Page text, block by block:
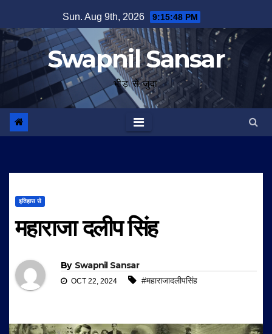
to
content
Sun. Aug 9th, 2026 9:15:49 PM
Swapnil Sansar
भीड़ से जुदा
इतिहास से
महाराजा दलीप सिंह
By Swapnil Sansar
OCT 22, 2024 #महाराजादलीपसिंह